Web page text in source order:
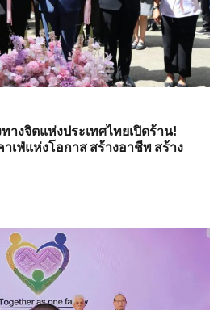
างจิตแห่งประเทศไทยเปิดร้าน!
เฟ่แห่งโอกาส สร้างอาชีพ สร้าง